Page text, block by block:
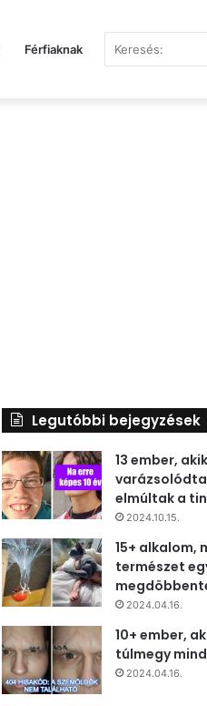
Férfiaknak
Legutóbbi bejegyzések
13 ember,
elmúltak a
2024.10.15.
15+ alkalom,
természet
2024.04.16.
10+ ember,
túlmegy
2024.04.16.